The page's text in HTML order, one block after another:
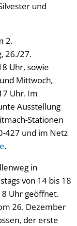
und
2.
26./27.
Uhr, sowie
Mittwoch,
Uhr. Im
Ausstellung
Stationen
427 und im Netz
.
in
von 14 bis 18
Uhr geöffnet.
26. Dezember
der erste